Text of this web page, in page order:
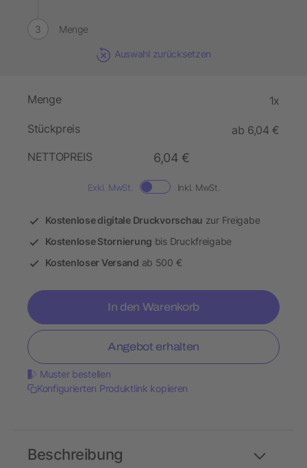
Menge
Auswahl zurücksetzen
Menge 1x
Stückpreis
ab 6,04 €
NETTOPREIS
6,04 €
Exkl. MwSt. Inkl. MwSt.
Kostenlose digitale Druckvorschau zur Freigabe
Kostenlose Stornierung bis Druckfreigabe
Kostenloser Versand ab 500 €
In den Warenkorb
Angebot erhalten
Muster bestellen
Konfigurierten Produktlink kopieren
Beschreibung